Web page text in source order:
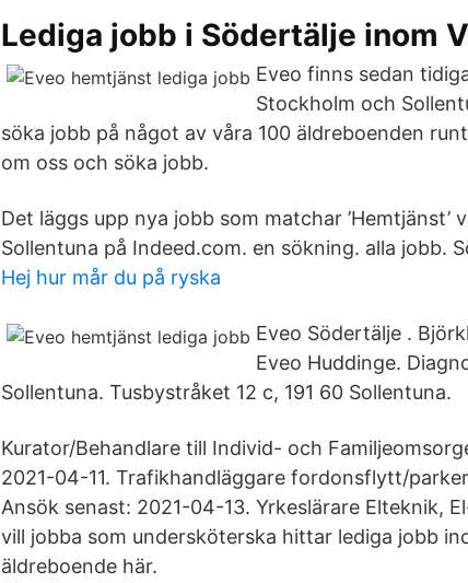
Lediga jobb i Södertälje inom
Eveo finns sedan
Stockholm och
söka jobb på något av våra 100 äldreboenden
om oss och söka jobb.
Det läggs upp nya jobb som matchar ’Hemtjänst’
Sollentuna på Indeed.com. en sökning. alla jobb.
Hej hur mår du på ryska
Eveo Södertälje .
Eveo Huddinge.
Sollentuna. Tusbystråket 12 c, 191 60 Sollentuna.
Kurator/Behandlare till Individ- och
2021-04-11. Trafikhandläggare fordonsflytt/
Ansök senast: 2021-04-13. Yrkeslärare Elteknik,
vill jobba som undersköterska hittar lediga jobb
äldreboende här.